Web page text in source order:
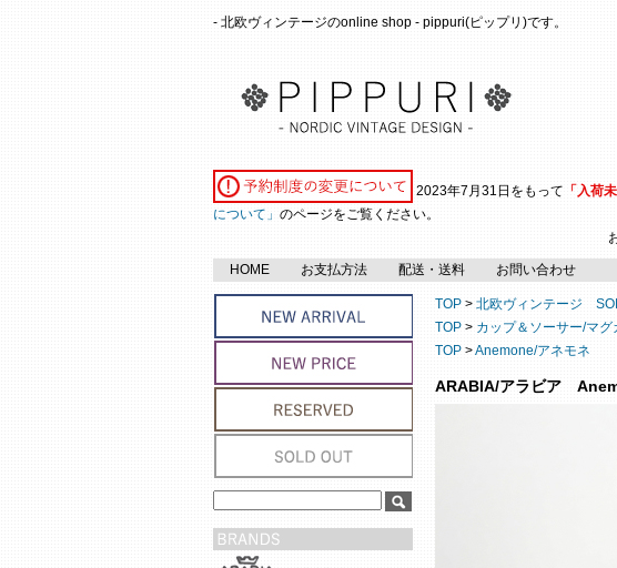
- 北欧ヴィンテージのonline shop - pippuri(ピップリ)です。
2023年7月31日をもって 「入荷
について」 のページをご覧ください。
HOME お支払方法 配送・送料 お問い合わせ
TOP > 北欧ヴィンテージ
TOP > カップ＆ソーサー/マグ
TOP >Anemone/アネモネ
ARABIA/アラビア